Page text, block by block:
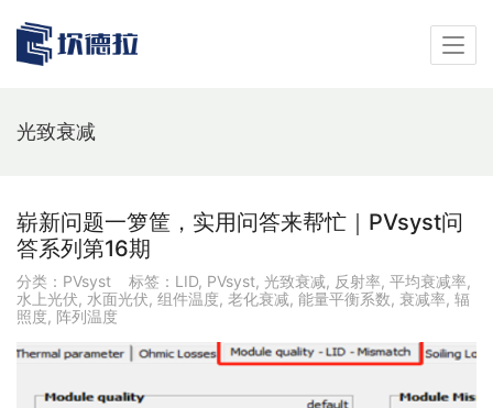
光致衰减
崭新问题一箩筐，实用问答来帮忙｜PVsyst问
答系列第16期
分类： PVsyst 标签： LID, PVsyst, 光致衰减, 反射率, 平均衰减率,
水上光伏, 水面光伏, 组件温度, 老化衰减, 能量平衡系数, 衰减率, 辐
照度, 阵列温度